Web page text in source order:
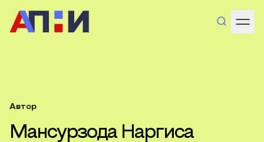
Автор
Мансурзода Наргиса